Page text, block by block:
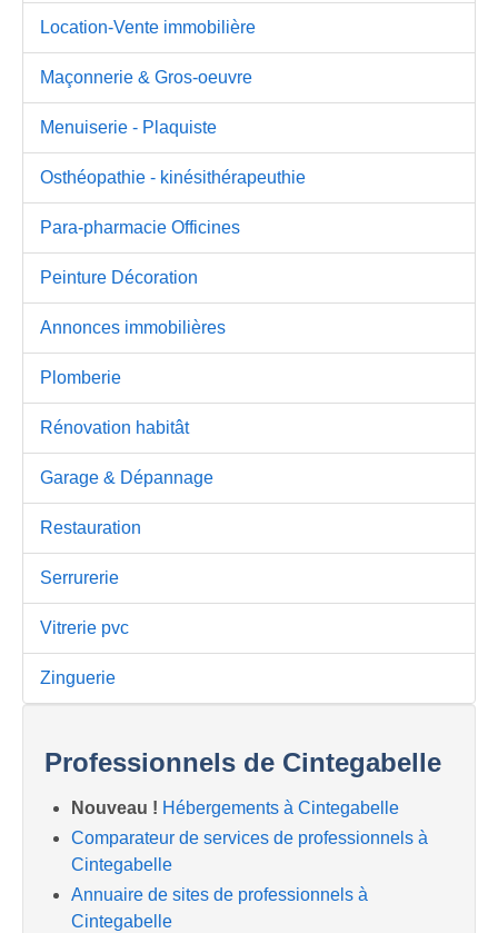
Location-Vente immobilière
Maçonnerie & Gros-oeuvre
Menuiserie - Plaquiste
Osthéopathie - kinésithérapeuthie
Para-pharmacie Officines
Peinture Décoration
Annonces immobilières
Plomberie
Rénovation habitât
Garage & Dépannage
Restauration
Serrurerie
Vitrerie pvc
Zinguerie
Professionnels de Cintegabelle
Nouveau ! Hébergements à Cintegabelle
Comparateur de services de professionnels à
Cintegabelle
Annuaire de sites de professionnels à
Cintegabelle